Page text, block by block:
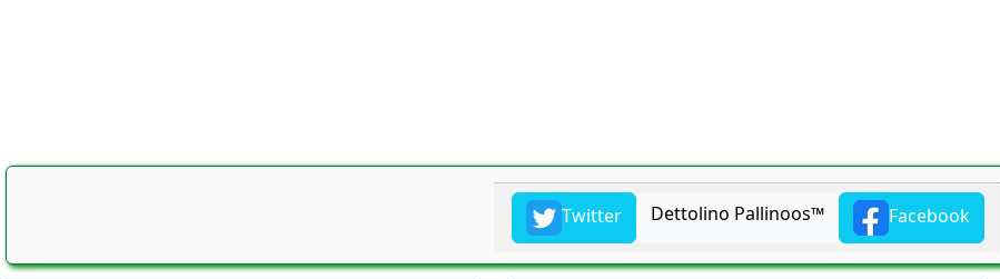
Twitter Dettolino Pallinoos™ Facebook